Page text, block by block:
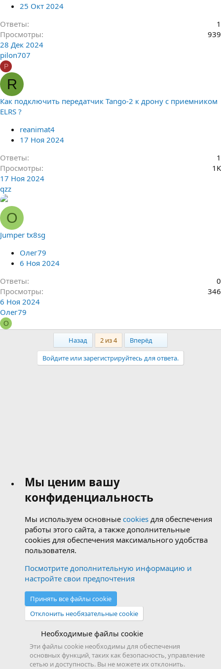
25 Окт 2024
Ответы
1
Просмотры
939
28 Дек 2024
pilon707
P
R
Как подключить передатчик Tango-2 к дрону с приемником
ELRS ?
reanimat4
17 Ноя 2024
Ответы
1
Просмотры
1K
17 Ноя 2024
qzz
О
Jumper tx8sg
Олег79
6 Ноя 2024
Ответы
0
Просмотры
346
6 Ноя 2024
Олег79
О
Назад 2 из 4 Вперёд
Войдите или зарегистрируйтесь для ответа.
Мы ценим вашу
конфиденциальность
Мы используем основные cookies для обеспечения
работы этого сайта, а также дополнительные
cookies для обеспечения максимального удобства
пользователя.
Посмотрите дополнительную информацию и
настройте свои предпочтения
Принять все файлы cookie
Отклонить необязательные cookie
Необходимые файлы cookie
Эти файлы cookie необходимы для обеспечения
основных функций, таких как безопасность, управление
сетью и доступность. Вы не можете их отклонить.